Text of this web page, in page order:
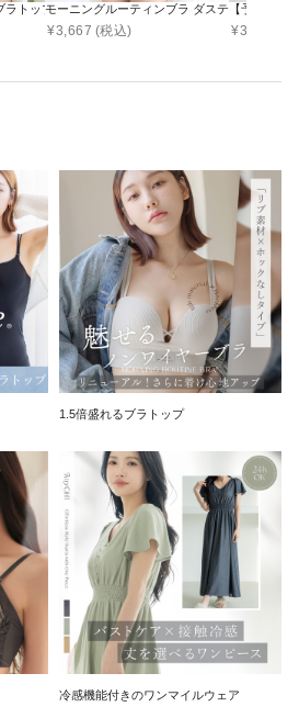
ラトップ 深V型/U型/汗取りパッド付き 選べる3タイ
モーニングルーティンブラ ダスティフルール
¥3,667 (税込)
【予約販売
¥3,290
1.5倍盛れるブラトップ
冷感機能付きのワンマイルウェア